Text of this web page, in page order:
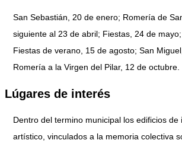
San Sebastián, 20 de enero; Romería de
siguiente al 23 de abril; Fiestas, 24 de mayo;
Fiestas de verano, 15 de agosto; San
Romería a la Virgen del Pilar, 12 de octubre.
Lúgares de interés
Dentro del termino municipal los edificios de
artístico, vinculados a la memoria colectiva